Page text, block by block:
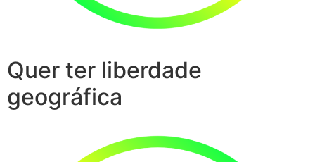
Quer ter liberdade
geográfica